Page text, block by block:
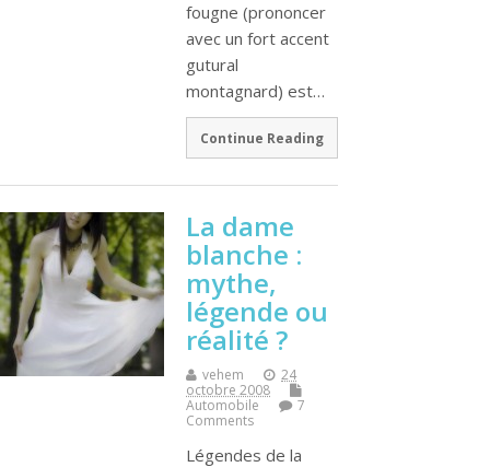
fougne (prononcer
avec un fort accent
gutural
montagnard) est…
Continue Reading
La dame
blanche :
mythe,
légende ou
réalité ?
vehem
24
octobre 2008
Automobile
7
Comments
Légendes de la